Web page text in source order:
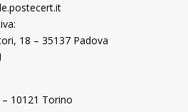
18 – 35137 Padova
10121 Torino